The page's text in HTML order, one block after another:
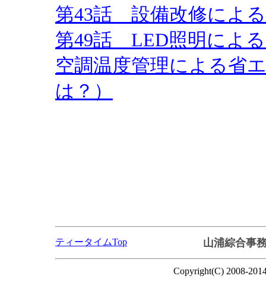
第43話 設備改修によ
第49話 LED照明によ
空調温度管理による省
は？）
ティータイムTop 山浦綜合事
Copyright(C) 2008-